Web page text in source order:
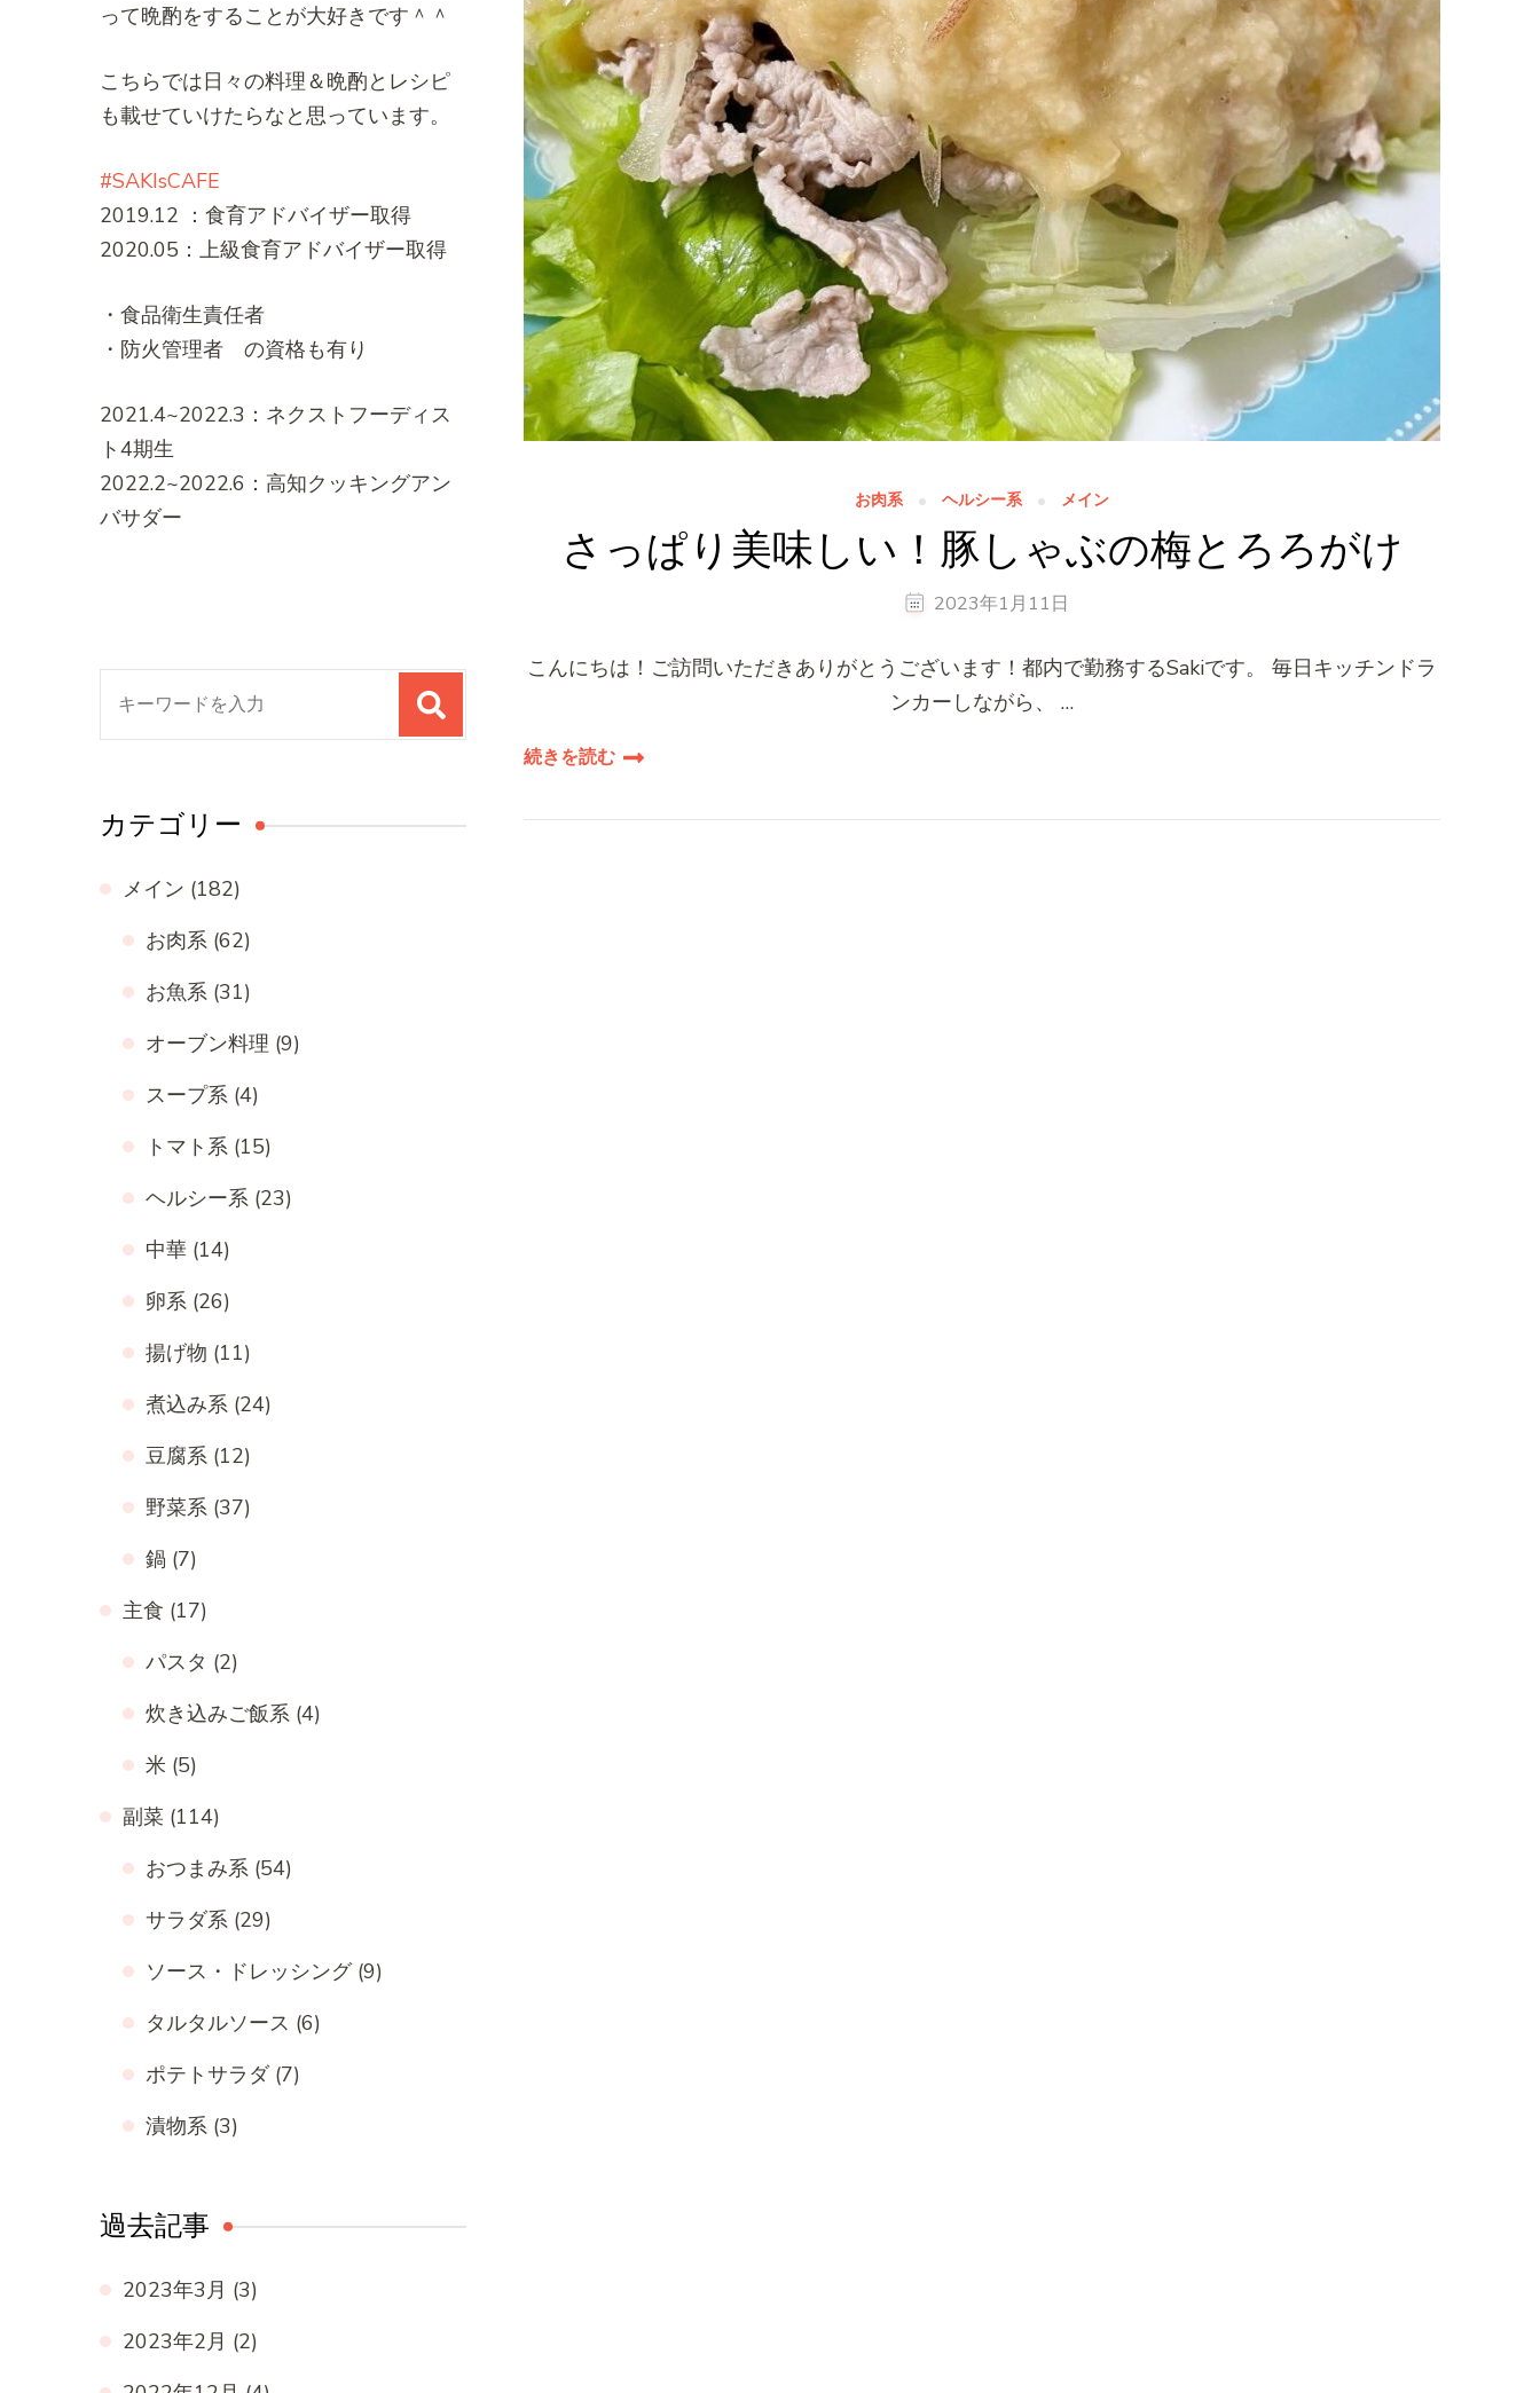
お肉系 ヘルシー系 メイン
さっぱり美味しい！豚しゃぶの梅とろろがけ
2023年1月11日
こんにちは！ご訪問いただきありがとうございます！都内で勤務するSakiです。 毎日キッチンドラ
ンカーしながら、 …
続きを読む
って晩酌をすることが大好きです＾＾
こちらでは日々の料理＆晩酌とレシピ
も載せていけたらなと思っています。
#SAKIsCAFE
2019.12 ：食育アドバイザー取得
2020.05：上級食育アドバイザー取得
・食品衛生責任者
・防火管理者 の資格も有り
2021.4~2022.3：ネクストフーディス
ト4期生
2022.2~2022.6：高知クッキングアン
バサダー
カテゴリー
メイン (182)
お肉系 (62)
お魚系 (31)
オーブン料理 (9)
スープ系 (4)
トマト系 (15)
ヘルシー系 (23)
中華 (14)
卵系 (26)
揚げ物 (11)
煮込み系 (24)
豆腐系 (12)
野菜系 (37)
鍋 (7)
主食 (17)
パスタ (2)
炊き込みご飯系 (4)
米 (5)
副菜 (114)
おつまみ系 (54)
サラダ系 (29)
ソース・ドレッシング(9)
タルタルソース (6)
ポテトサラダ (7)
漬物系 (3)
過去記事
2023年3月 (3)
2023年2月 (2)